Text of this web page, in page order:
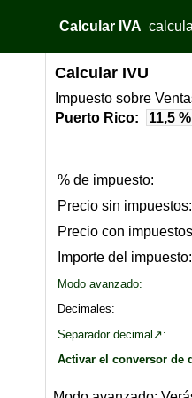
Calcular IVA
Calcular IVU
Impuesto sobre
Puerto Rico:
11,5 %
% de impuesto:
Precio sin impuestos:
Precio con
Importe del impuesto:
Modo avanzado:
Decimales:
Separador decimal↗:
Activar el conversor de